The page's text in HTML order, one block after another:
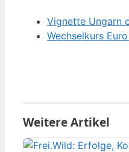
Vignette Ungarn
Wechselkurs
Weitere Artikel